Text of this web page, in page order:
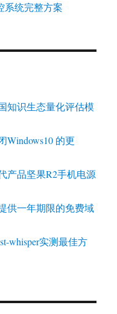
系统完整方案
知识生态量化评估模
Windows10 的更
产品坚果R2手机电源
供一年期限的免费域
whisper实测最佳方